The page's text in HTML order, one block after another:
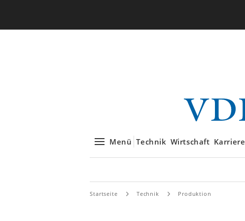
Menü Technik Wirtschaft Karriere
Startseite Technik Produktion